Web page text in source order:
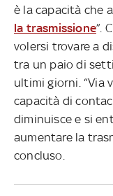
è la capacità che
la trasmissione”.
volersi trovare a
tra un paio di
ultimi giorni. “Via
capacità di
diminuisce e si
aumentare la
concluso.